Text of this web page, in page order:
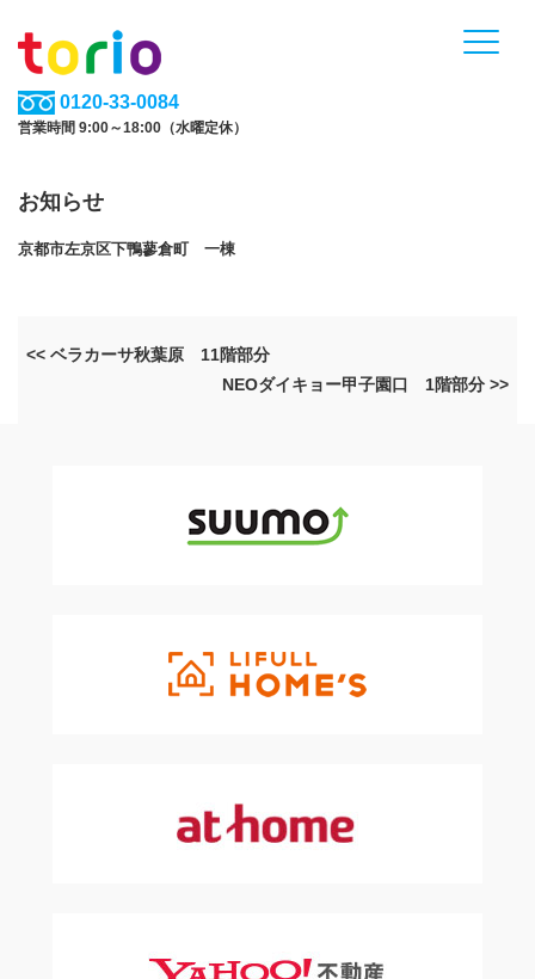
0120-33-0084
営業時間 9:00～18:00（水曜定休）
お知らせ
京都市左京区下鴨蓼倉町 一棟
<< ベラカーサ秋葉原 11階部分
NEOダイキョー甲子園口 1階部分 >>